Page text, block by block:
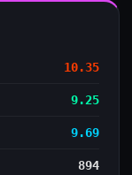
10.35
9.25
9.69
894